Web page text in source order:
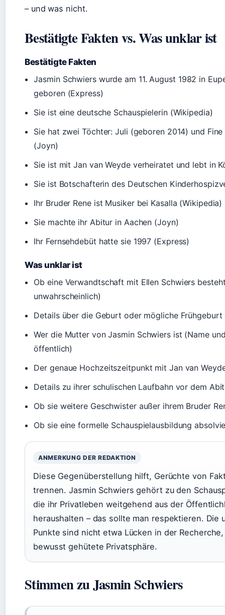
– und was nicht.
Bestätigte Fakten vs. Was unklar ist
Bestätigte Fakten
Jasmin Schwiers wurde am 11. August 1982 in
geboren (Express)
Sie ist eine deutsche Schauspielerin (Wikipedia)
Sie hat zwei Töchter: Juli (geboren 2014) und
(Joyn)
Sie ist mit Jan van Weyde verheiratet und lebt in
Sie ist Botschafterin des Deutschen
Ihr Bruder Rene ist Musiker bei Kasalla (Wikipedia)
Sie machte ihr Abitur in Aachen (Joyn)
Ihr Fernsehdebüt hatte sie 1997 (Express)
Was unklar ist
Ob eine Verwandtschaft mit Ellen Schwiers
unwahrscheinlich)
Details über die Geburt oder mögliche Frühgeburt
Wer die Mutter von Jasmin Schwiers ist (Name
öffentlich)
Der genaue Hochzeitszeitpunkt mit Jan van
Details zu ihrer schulischen Laufbahn vor dem
Ob sie weitere Geschwister außer ihrem Bruder
Ob sie eine formelle Schauspielausbildung
ANMERKUNG DER REDAKTION
Diese Gegenüberstellung hilft, Gerüchte von
trennen. Jasmin Schwiers gehört zu den
die ihr Privatleben weitgehend aus der
heraushalten – das sollte man respektieren. Die
Punkte sind nicht etwa Lücken in der
bewusst gehütete Privatsphäre.
Stimmen zu Jasmin Schwiers